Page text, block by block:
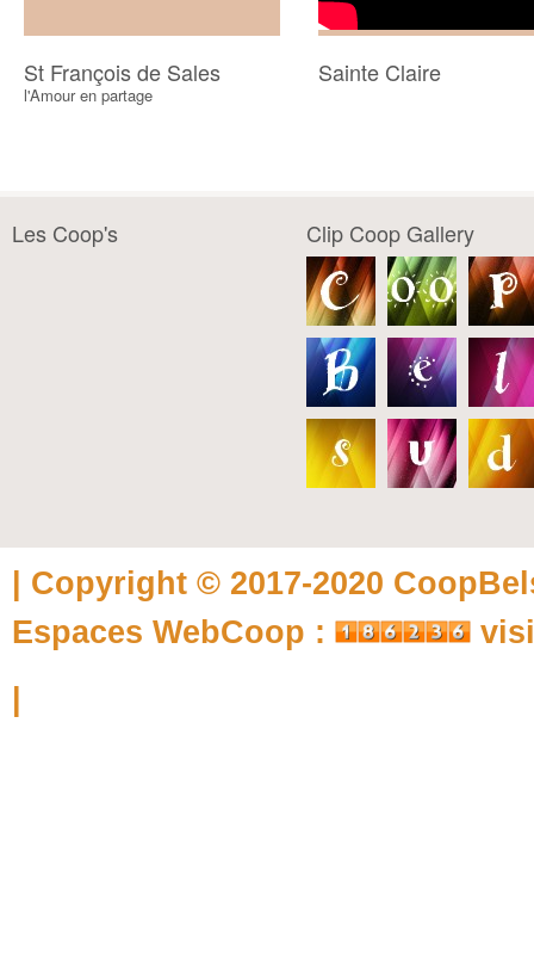
St François de Sales
l'Amour en partage
Sainte Claire
Les Coop's Clip Coop Gallery
| Copyright © 2017-2020
Espaces WebCoop :